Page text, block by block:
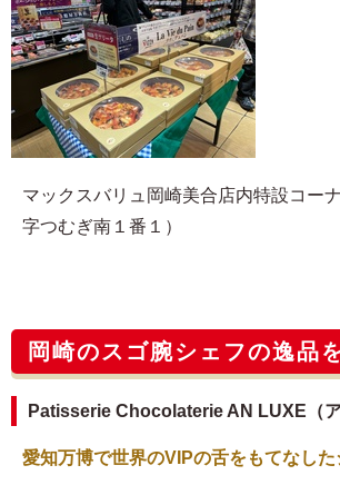
マックスバリュ岡崎美合店内特設コー
字つむぎ南１番１）
岡崎のスゴ腕シェフの逸品
Patisserie Chocolaterie AN LUXE（ア
愛知万博で世界のVIPの舌をもてなし